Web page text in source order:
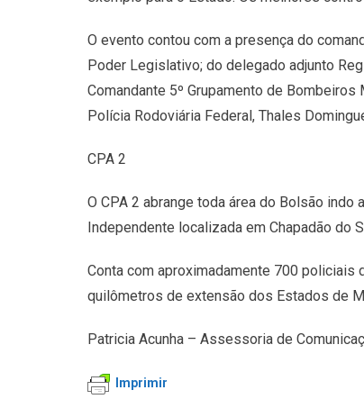
O evento contou com a presença do
Poder Legislativo; do delegado adjunto
Comandante 5º Grupamento de
Polícia Rodoviária Federal, Thales
CPA 2
O CPA 2 abrange toda área do Bolsão indo
Independente localizada em Chapadão do
Conta com aproximadamente 700
quilômetros de extensão dos Estados de
Patricia Acunha – Assessoria de
Imprimir